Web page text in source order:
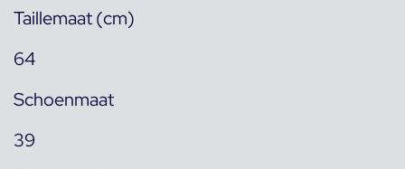
Taillemaat (cm)
64
Schoenmaat
39